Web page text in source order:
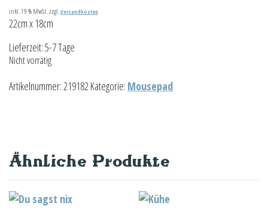
inkl. 19 % MwSt. zzgl. Versandkosten
22cm x 18cm
Lieferzeit:5-7 Tage
Nicht vorrätig
Artikelnummer: 219182 Kategorie: Mousepad
Ähnliche Produkte